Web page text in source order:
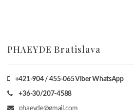
PHAEYDE Bratislava
+421-904 / 455-065 Viber WhatsApp
+36-30/207-4588
phaeyde@gmail.com